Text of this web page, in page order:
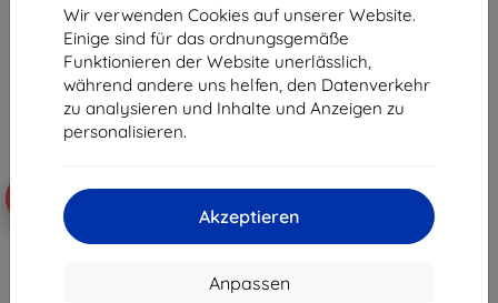
Wir verwenden Cookies auf unserer Website.
Einige sind für das ordnungsgemäße
Funktionieren der Website unerlässlich,
während andere uns helfen, den Datenverkehr
zu analysieren und Inhalte und Anzeigen zu
personalisieren.
Akzeptieren
Anpassen
16,90 €
15,21 €
Auf Lager > 5 Stk.
TRANSPARENT
12,90 €
10,71 €
Auf Lager 2 Stk.